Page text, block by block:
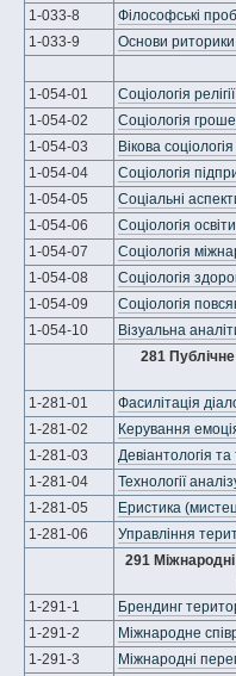
1-033-8
Філософські
1-033-9
Основи риторики
1-054-01
Соціологія
1-054-02
Соціологія
1-054-03
Вікова
1-054-04
Соціологія
1-054-05
Соціальні
1-054-06
Соціологія
1-054-07
Соціологія
1-054-08
Соціологія
1-054-09
Соціологія
1-054-10
Візуальна
281
1-281-01
Фасилітація
1-281-02
Керування
1-281-03
Девіантологія
1-281-04
Технології
1-281-05
Еристика
1-281-06
Управління
291 Міжнародні
1-291-1
Брендинг
1-291-2
Міжнародне
1-291-3
Міжнародні